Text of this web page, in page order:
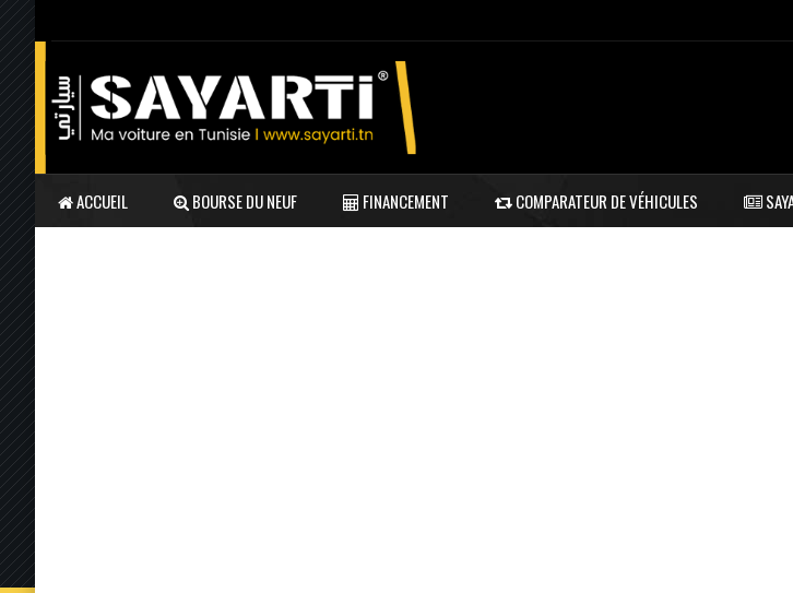
ACCUEIL BOURSE DU NEUF FINANCEMENT COMPARATEUR DE VÉHICULES